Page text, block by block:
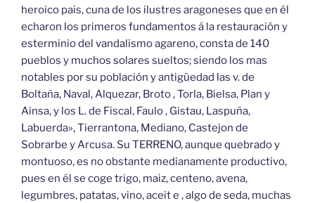
heroico pais, cuna de los ilustres aragoneses que en él
echaron los primeros fundamentos á la restauración y
esterminio del vandalismo agareno, consta de 140
pueblos y muchos solares sueltos; siendo los mas
notables por su población y antigüedad las v. de
Boltaña, Naval, Alquezar, Broto , Torla, Bielsa, Plan y
Ainsa, y los L. de Fiscal, Faulo , Gistau, Laspuña,
Labuerda», Tierrantona, Mediano, Castejon de
Sobrarbe y Arcusa. Su TERRENO, aunque quebrado y
montuoso, es no obstante medianamente productivo,
pues en él se coge trigo, maiz, centeno, avena,
legumbres, patatas, vino, aceit e , algo de seda, muchas